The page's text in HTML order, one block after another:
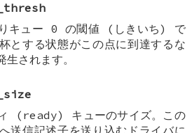
りキュー 0 の閾値 (しきいち) で
とする状態がこの点に到達するな
されます。
(ready) キューのサイズ。この